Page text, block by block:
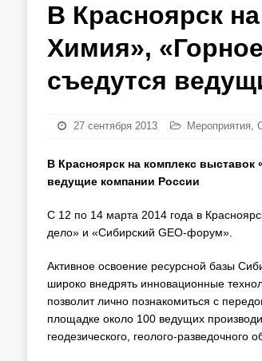
В Красноярск
Химия»,
съедутся
27 сентября 2013 Мероприятия,
В Красноярск на комплекс
ведущие компании России
С 12 по 14 марта 2014 года в
дело» и «Сибирский GEO-форум».
Активное освоение ресурсной базы
широко внедрять инновационные
позволит лично познакомиться с
площадке около 100 ведущих
геодезического, геолого-